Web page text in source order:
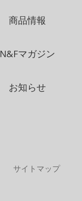
商品情報
N&Fマガジン
お知らせ
サイトマップ